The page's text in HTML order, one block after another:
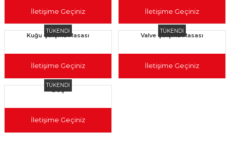
İletişime Geçiniz İletişime Geçiniz
TÜKENDİ
Kuğu Çalışma Masası
İletişime Geçiniz
TÜKENDİ
Valve Çalışma Masası
İletişime Geçiniz
TÜKENDİ
İletişime Geçiniz